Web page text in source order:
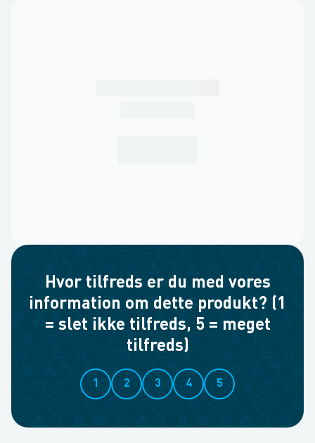
Hvor tilfreds er du med vores
information om dette produkt? (1
= slet ikke tilfreds, 5 = meget
tilfreds)
1 2 3 4 5